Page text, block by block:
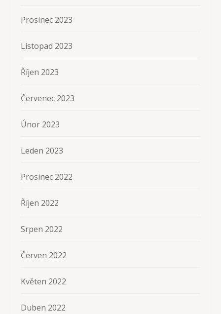
Prosinec 2023
Listopad 2023
Říjen 2023
Červenec 2023
Únor 2023
Leden 2023
Prosinec 2022
Říjen 2022
Srpen 2022
Červen 2022
Květen 2022
Duben 2022